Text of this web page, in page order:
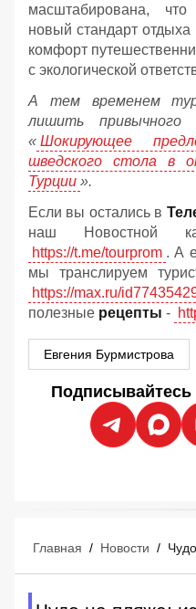
масштабирована,
новый стандарт
комфорт
с экологической
А тем временем
лишить привычного
« Шокирующее
шведского стола в
Турции ».
Если вы остались в
наш Новостной
https://t.me/tourprom . А
мы транслируем
https://max.ru/
полезные рецепты -
Евгения Бурмистрова
Подписывайтесь
Главная / Новости /